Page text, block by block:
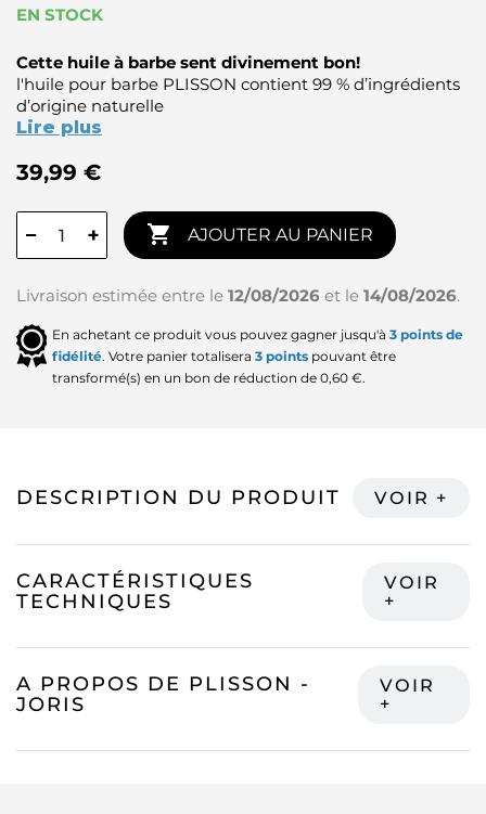
EN STOCK
Cette huile à barbe sent divinement bon!
l'huile pour barbe PLISSON contient 99 % d’ingrédients
d’origine naturelle
Lire plus
39,99 €
− +  AJOUTER AU PANIER
Livraison estimée entre le 12/08/2026 et le 14/08/2026.
En achetant ce produit vous pouvez gagner jusqu'à 3 points de
fidélité. Votre panier totalisera 3 points pouvant être
transformé(s) en un bon de réduction de 0,60 €.
DESCRIPTION DU PRODUIT
CARACTÉRISTIQUES
TECHNIQUES
A PROPOS DE PLISSON -
JORIS